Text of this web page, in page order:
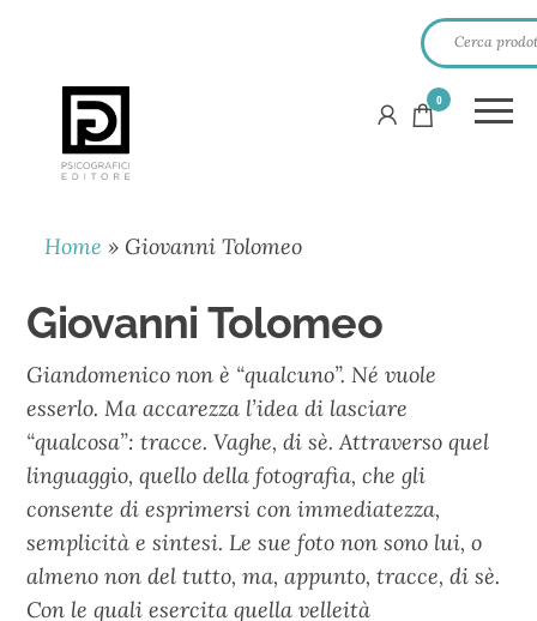
PSICOGRAFICI
EDITORE
0
Home » Giovanni Tolomeo
Giovanni Tolomeo
Giandomenico non è “qualcuno”. Né vuole
esserlo. Ma accarezza l’idea di lasciare
“qualcosa”: tracce. Vaghe, di sè. Attraverso quel
linguaggio, quello della fotografia, che gli
consente di esprimersi con immediatezza,
semplicità e sintesi. Le sue foto non sono lui, o
almeno non del tutto, ma, appunto, tracce, di sè.
Con le quali esercita quella velleità